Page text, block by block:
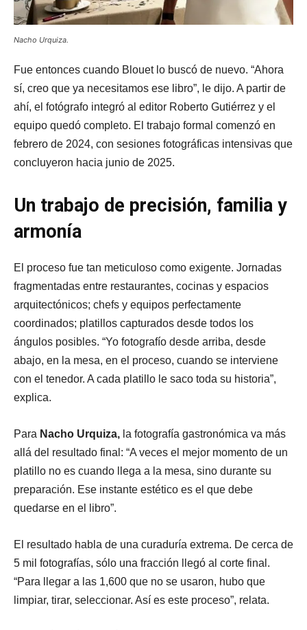
Nacho Urquiza.
Fue entonces cuando Blouet lo buscó de nuevo. “Ahora
sí, creo que ya necesitamos ese libro”, le dijo. A partir de
ahí, el fotógrafo integró al editor Roberto Gutiérrez y el
equipo quedó completo. El trabajo formal comenzó en
febrero de 2024, con sesiones fotográficas intensivas que
concluyeron hacia junio de 2025.
Un trabajo de precisión, familia y
armonía
El proceso fue tan meticuloso como exigente. Jornadas
fragmentadas entre restaurantes, cocinas y espacios
arquitectónicos; chefs y equipos perfectamente
coordinados; platillos capturados desde todos los
ángulos posibles. “Yo fotografío desde arriba, desde
abajo, en la mesa, en el proceso, cuando se interviene
con el tenedor. A cada platillo le saco toda su historia”,
explica.
Para Nacho Urquiza, la fotografía gastronómica va más
allá del resultado final: “A veces el mejor momento de un
platillo no es cuando llega a la mesa, sino durante su
preparación. Ese instante estético es el que debe
quedarse en el libro”.
El resultado habla de una curaduría extrema. De cerca de
5 mil fotografías, sólo una fracción llegó al corte final.
“Para llegar a las 1,600 que no se usaron, hubo que
limpiar, tirar, seleccionar. Así es este proceso”, relata.